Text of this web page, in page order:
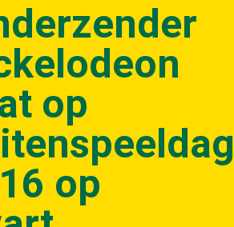
op
op